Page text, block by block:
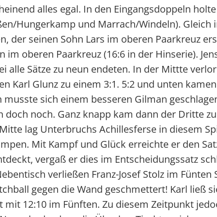
alles egal. In den Eingangsdoppeln
Hungerkamp und Marrach/Windeln).
der seinen Sohn Lars im oberen Paarkreuz
oberen Paarkreuz (16:6 in der Hinserie).
alle Sätze zu neun endeten. In der Mittte
Karl Glunz zu einem 3:1. 5:2 und unten
sich einem besseren Gilman
noch. Ganz knapp kam dann der Dritte
lag Unterbruchs Achillesferse in diesem
Mit Kampf und Glück erreichte er den
vergaß er dies im Entscheidungssatz
verließen Franz-Josef Stolz im
gegen die Wand geschmettert! Karl ließ
12:10 im Fünften. Zu diesem Zeitpunkt